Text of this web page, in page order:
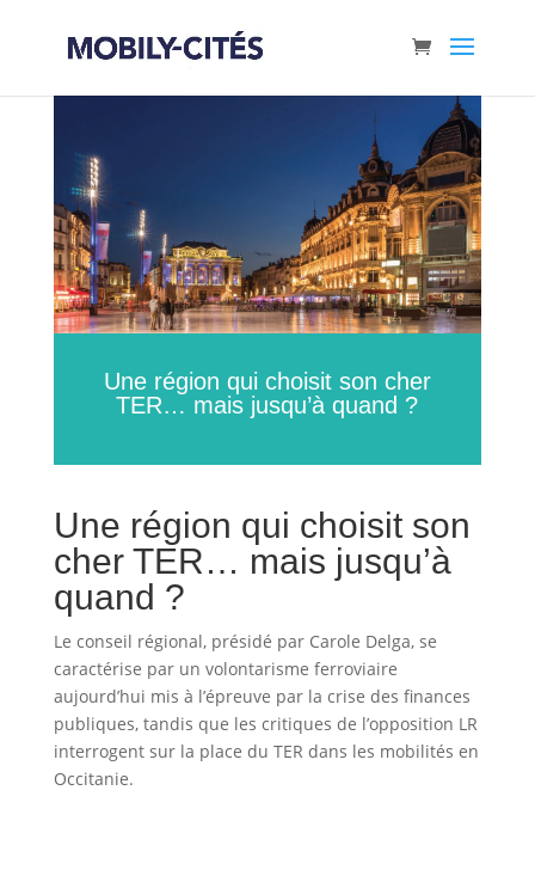
Une région qui choisit son cher
TER… mais jusqu’à quand ?
Une région qui choisit son
cher TER… mais jusqu’à
quand ?
Le conseil régional, présidé par Carole Delga, se
caractérise par un volontarisme ferroviaire
aujourd’hui mis à l’épreuve par la crise des finances
publiques, tandis que les critiques de l’opposition LR
interrogent sur la place du TER dans les mobilités en
Occitanie.